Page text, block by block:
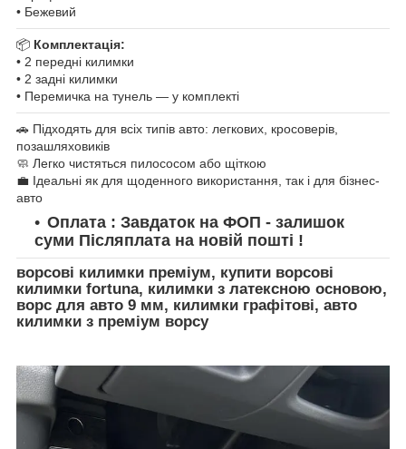
• Бежевий
📦 Комплектація:
• 2 передні килимки
• 2 задні килимки
• Перемичка на тунель — у комплекті
🚗 Підходять для всіх типів авто: легкових, кросоверів,
позашляховиків
🧼 Легко чистяться пилососом або щіткою
💼 Ідеальні як для щоденного використання, так і для бізнес-
авто
Оплата : Завдаток на ФОП - залишок
суми Післяплата на новій пошті !
ворсові килимки преміум, купити ворсові
килимки fortuna, килимки з латексною основою,
ворс для авто 9 мм, килимки графітові, авто
килимки з преміум ворсу